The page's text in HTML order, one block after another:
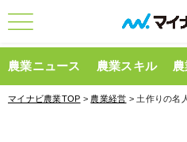
農業ニュース 農業スキル
マイナビ農業TOP > 農業経営 > 土作りの名